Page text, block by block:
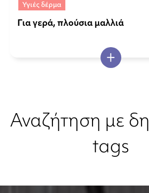
Υγιές δέρμα
Για γερά, πλούσια μαλλιά
Αναζήτηση με
tags